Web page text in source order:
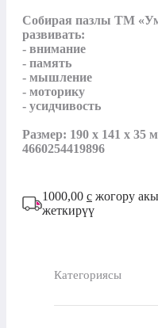
Собирая пазлы ТМ
развивать:
- внимание
- память
- мышление
- моторику
- усидчивость
Размер: 190 х 141 х 35
4660254419896
1000,00 с жогору
жеткирүү
Категориясы